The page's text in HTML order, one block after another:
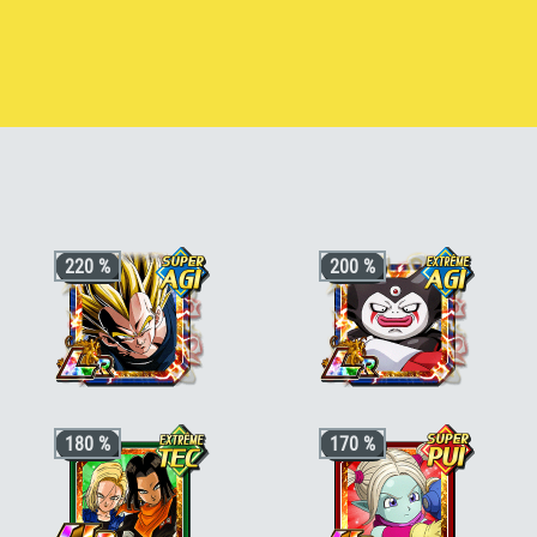
Junior (forme géante) [END]
220 %
+3 ki, +200% HP & +170% ATT/DEF
pour la catégorie"Héritier","Guerrier
fusionné"ou"Saiyan pur", +50% stats
bonus si aussi"Guerriers de génie"
"Fusion"
200 %
+3 ki, +200% stats pour la catégorie
"Pouvoir démoniaque"ou"Terrifiants
conquérants"
180 % 170 %